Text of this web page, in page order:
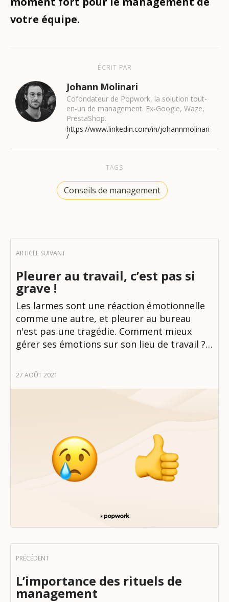
votre équipe.
ÉCRIT PAR
Johann Molinari
Cofondateur de Popwork, la solution tout-
en-un de management. Ex-Google, Waze,
PrestaShop.
https://www.linkedin.com/in/johannmolinari
/
TAGS
Conseils de management
Pleurer au travail, c’est pas si
grave !
Les larmes sont une réaction émotionnelle
comme une autre, et pleurer au bureau
n'est pas une tragédie. Comment mieux
gérer ses émotions sur son lieu de travail ?…
27 AOÛT 2021
L’importance des rituels de
management